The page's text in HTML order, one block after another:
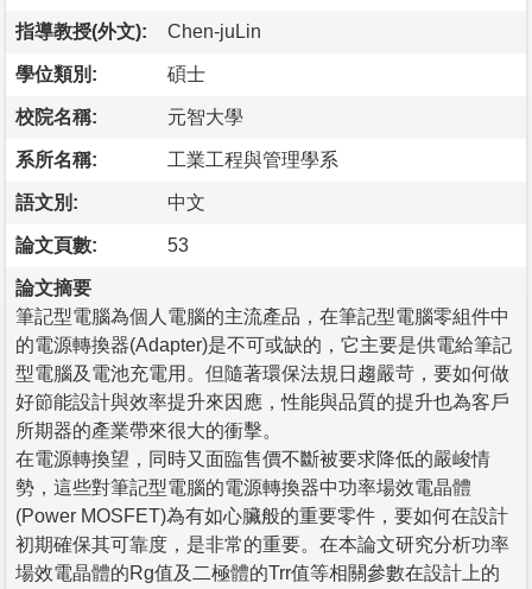
指導教授(外文): Chen-juLin
學位類別: 碩士
校院名稱: 元智大學
系所名稱: 工業工程與管理學系
語文別: 中文
論文頁數: 53
論文摘要
筆記型電腦為個人電腦的主流產品，在筆記型電腦零組件中
的電源轉換器(Adapter)是不可或缺的，它主要是供電給筆記
型電腦及電池充電用。但隨著環保法規日趨嚴苛，要如何做
好節能設計與效率提升來因應，性能與品質的提升也為客戶
所期器的產業帶來很大的衝擊。
在電源轉換望，同時又面臨售價不斷被要求降低的嚴峻情
勢，這些對筆記型電腦的電源轉換器中功率場效電晶體
(Power MOSFET)為有如心臟般的重要零件，要如何在設計
初期確保其可靠度，是非常的重要。在本論文研究分析功率
場效電晶體的Rg值及二極體的Trr值等相關參數在設計上的